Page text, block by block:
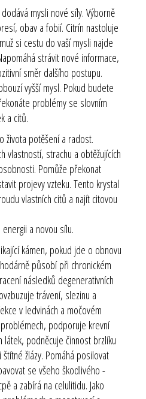
mysli nové síly. Výborně
obav a fobií. Citrín nastoluje
si cestu do vaší mysli najde
strávit nové informace,
směr dalšího postupu.
vyšší mysl. Pokud budete
problémy se slovním
a citů.
života potěšení a radost.
vlastností, strachu a obtěžujících
Pomůže překonat
projevy vzteku. Tento krystal
vlastních citů a najít citovou
a novou sílu.
kámen, pokud jde o obnovu
působí při chronickém
následků degenerativních
trávení, slezinu a
v ledvinách a močovém
podporuje krevní
látek, podněcuje činnost brzlíku
žlázy. Pomáhá posilovat
se všeho škodlivého -
a zabírá na celulitidu. Jako